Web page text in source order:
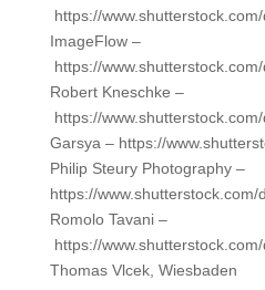
https://
ImageFlow –
https://
Robert Kneschke –
https://
Garsya – https://
Philip Steury Photography –
https://www.shutterstock.com/
Romolo Tavani –
https://
Thomas Vlcek, Wiesbaden